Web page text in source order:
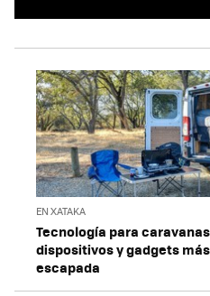
EN XATAKA
Tecnología para
dispositivos y gadgets
escapada